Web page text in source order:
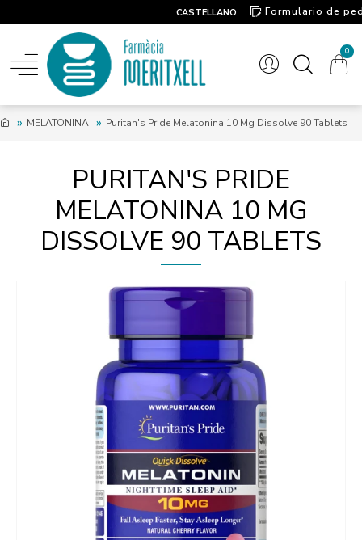
CASTELLANO
Formulario de
0
MELATONINA Puritan's Pride Melatonina 10 Mg Dissolve 90 Tablets
PURITAN'S PRIDE
MELATONINA 10 MG
DISSOLVE 90 TABLETS